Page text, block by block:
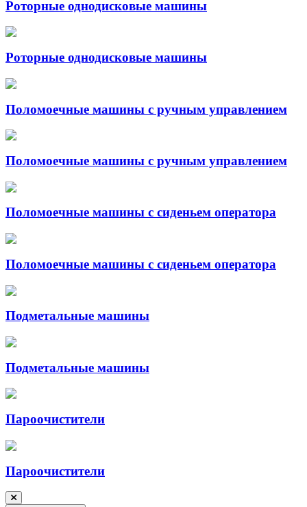
Роторные однодисковые машины
Роторные однодисковые машины
Поломоечные машины с ручным управлением
Поломоечные машины с ручным управлением
Поломоечные машины с сиденьем оператора
Поломоечные машины с сиденьем оператора
Подметальные машины
Подметальные машины
Пароочистители
Пароочистители